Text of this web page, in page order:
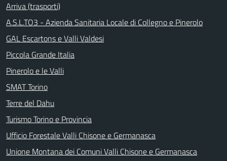
Arriva (trasporti)
A.S.L.TO3 - Azienda Sanitaria Locale di Collegno e Pinerolo
GAL Escartons e Valli Valdesi
Piccola Grande Italia
Pinerolo e le Valli
SMAT Torino
Terre del Dahu
Turismo Torino e Provincia
Ufficio Forestale Valli Chisone e Germanasca
Unione Montana dei Comuni Valli Chisone e Germanasca